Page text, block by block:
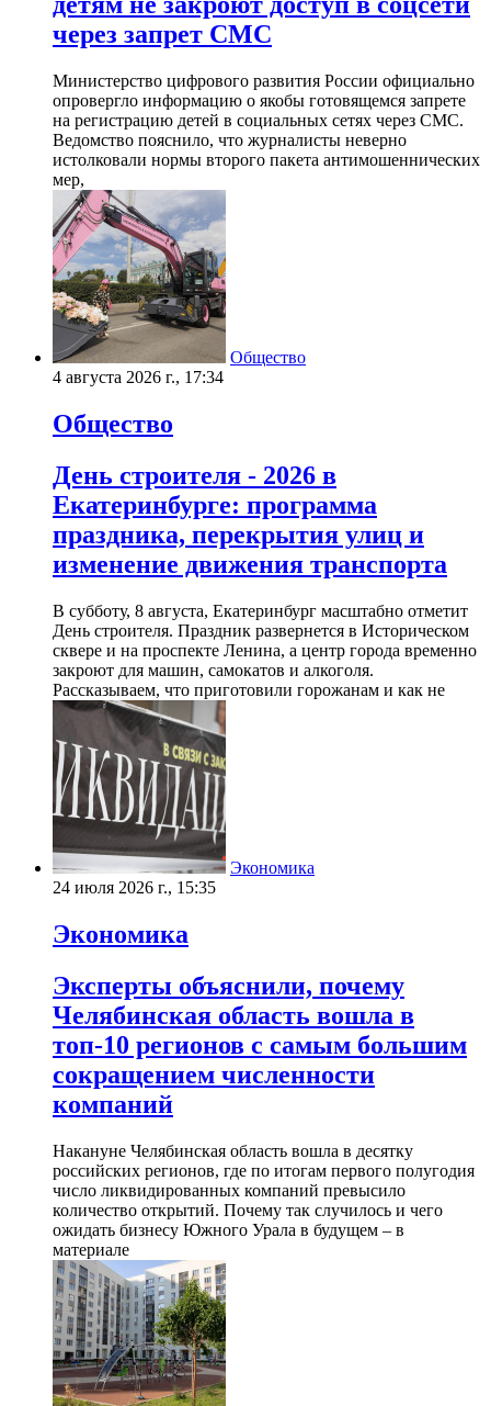
через запрет СМС
Министерство цифрового развития России официально
опровергло информацию о якобы готовящемся запрете
на регистрацию детей в социальных сетях через СМС.
Ведомство пояснило, что журналисты неверно
истолковали нормы второго пакета антимошеннических
мер,
Общество
4 августа 2026 г., 17:34
Общество
День строителя - 2026 в
Екатеринбурге: программа
праздника, перекрытия улиц и
изменение движения транспорта
В субботу, 8 августа, Екатеринбург масштабно отметит
День строителя. Праздник развернется в Историческом
сквере и на проспекте Ленина, а центр города временно
закроют для машин, самокатов и алкоголя.
Рассказываем, что приготовили горожанам и как не
Экономика
24 июля 2026 г., 15:35
Экономика
Эксперты объяснили, почему
Челябинская область вошла в
топ-10 регионов с самым большим
сокращением численности
компаний
Накануне Челябинская область вошла в десятку
российских регионов, где по итогам первого полугодия
число ликвидированных компаний превысило
количество открытий. Почему так случилось и чего
ожидать бизнесу Южного Урала в будущем – в
материале